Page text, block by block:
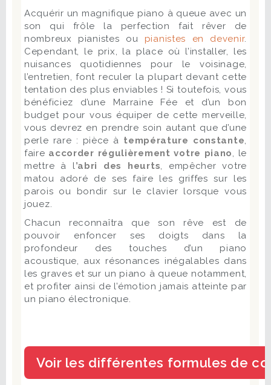
Acquérir un magnifique piano à queue avec un
son qui frôle la perfection fait rêver de
nombreux pianistes ou pianistes en devenir.
Cependant, le prix, la place où l’installer, les
nuisances quotidiennes pour le voisinage,
l’entretien, font reculer la plupart devant cette
tentation des plus enviables ! Si toutefois, vous
bénéficiez d’une Marraine Fée et d’un bon
budget pour vous équiper de cette merveille,
vous devrez en prendre soin autant que d’une
perle rare : pièce à température constante,
faire accorder régulièrement votre piano, le
mettre à l’abri des heurts, empêcher votre
matou adoré de ses faire les griffes sur les
parois ou bondir sur le clavier lorsque vous
jouez.
Chacun reconnaîtra que son rêve est de
pouvoir enfoncer ses doigts dans la
profondeur des touches d’un piano
acoustique, aux résonances inégalables dans
les graves et sur un piano à queue notamment,
et profiter ainsi de l’émotion jamais atteinte par
un piano électronique.